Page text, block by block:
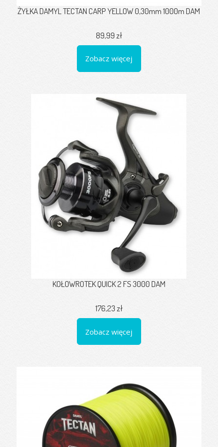
ŻYŁKA DAMYL TECTAN CARP YELLOW 0,30mm 1000m DAM
89,99 zł
Zobacz więcej
KOŁOWROTEK QUICK 2 FS 3000 DAM
176,23 zł
Zobacz więcej